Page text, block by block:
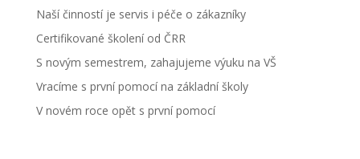
Naší činností je servis i péče o zákazníky
Certifikované školení od ČRR
S novým semestrem, zahajujeme výuku na VŠ
Vracíme s první pomocí na základní školy
V novém roce opět s první pomocí